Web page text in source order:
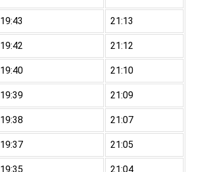
19:43 21:13
19:42 21:12
19:40 21:10
19:39 21:09
19:38 21:07
19:37 21:05
19:35 21:04